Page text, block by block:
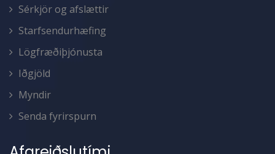
Sérkjör og afslættir
Starfsendurhæfing
Lögfræðiþjónusta
Iðgjöld
Myndir
Senda fyrirspurn